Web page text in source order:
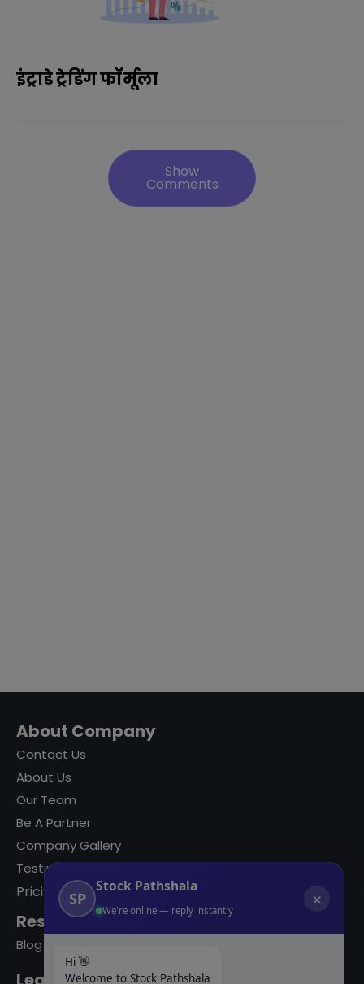
इंट्राडे ट्रेडिंग फॉर्मूला
Show
Comments
About Company
Contact Us
About Us
Our Team
Be A Partner
Company Gallery
Testimonials
Pricing
Resources
Blog
SP
Stock Pathshala
We're online — reply instantly
✕
Hi 👋
Welcome to Stock Pathshala